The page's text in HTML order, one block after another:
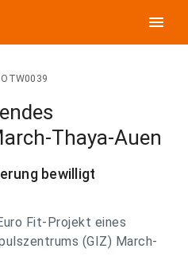
menu
Thaya-Auen
bewilligt
Fit-Projekt eines
(GIZ) March-